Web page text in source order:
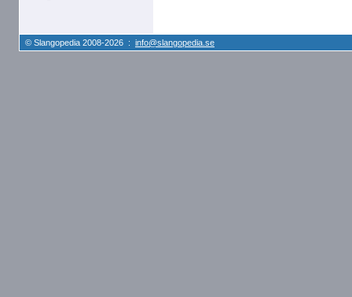
© Slangopedia 2008-2026 : info@slangopedia.se